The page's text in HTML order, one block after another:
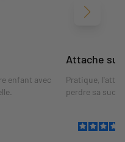
enfant avec
Attache
Pratique,
perdre sa
Suivant